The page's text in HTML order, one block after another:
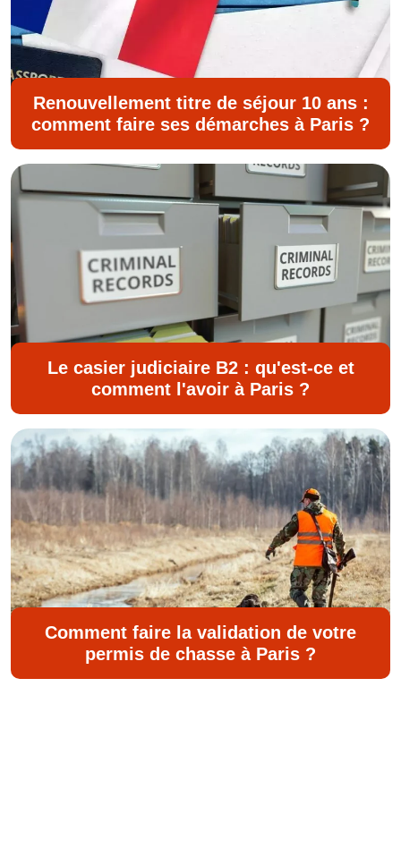
Renouvellement titre de séjour 10 ans :
comment faire ses démarches à Paris ?
Le casier judiciaire B2 : qu'est-ce et
comment l'avoir à Paris ?
Comment faire la validation de votre
permis de chasse à Paris ?